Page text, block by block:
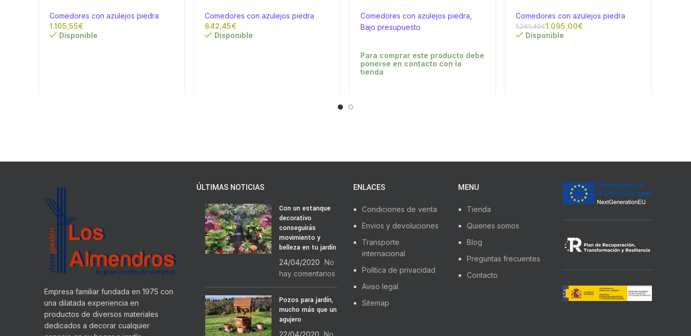
Comedores con azulejos piedra
€
Disponible
Comedores con azulejos piedra
€
Disponible
Comedores con azulejos piedra
Bajo presupuesto
Para comprar este producto debe
ponerse en contacto con la
tienda
Comedores con azulejos piedra
1.261,40€1.095,00€
Disponible
Empresa familiar fundada en 1975 con
una dilatada experiencia en
productos de diversos materiales
dedicados a decorar cualquier
ÚLTIMAS NOTICIAS
Con un estanque
decorativo
conseguirás
movimiento y
belleza en tu jardín
24/04/2020 No
hay comentarios
Pozos para jardín,
mucho más que un
agujero
22/04/2020 No
ENLACES
Condiciones de venta
Envios y devoluciones
Transporte
internacional
Política de privacidad
Aviso legal
Sitemap
MENU
Tienda
Quienes somos
Blog
Preguntas frecuentes
Contacto